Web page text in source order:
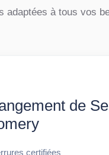
adaptées à tous vos
de
certifiées